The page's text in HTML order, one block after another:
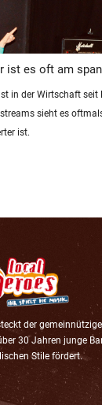
ist es oft am
in der Wirtschaft seit
sieht es
ist.
der
30 Jahren junge
Stile fördert.